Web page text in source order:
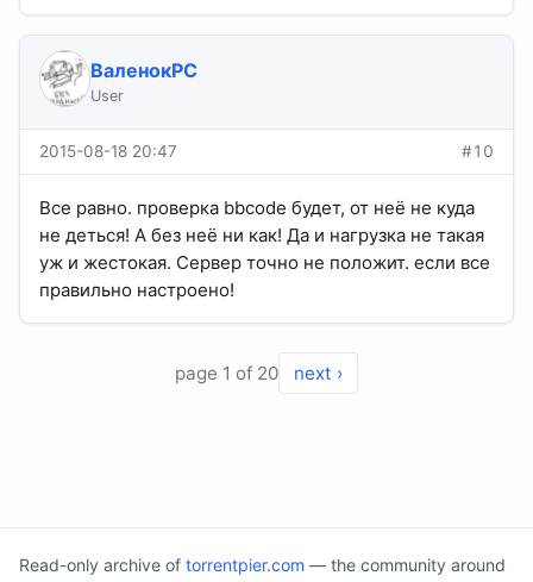
ВаленокPC
User
2015-08-18 20:47 #10
Все равно. проверка bbcode будет, от неё не куда
не деться! А без неё ни как! Да и нагрузка не такая
уж и жестокая. Сервер точно не положит. если все
правильно настроено!
page 1 of 20 next ›
Read-only archive of torrentpier.com — the community around